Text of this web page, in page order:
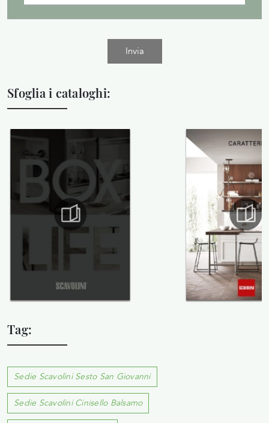
Invia
Sfoglia i cataloghi:
Tag:
Sedie Scavolini Sesto San Giovanni
Sedie Scavolini Cinisello Balsamo